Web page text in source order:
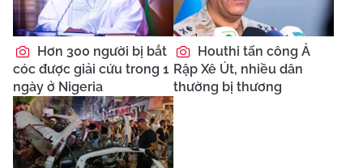
Hơn 300 người bị bắt
cóc được giải cứu trong 1
ngày ở Nigeria
Houthi tấn công Ả
Rập Xê Út, nhiều dân
thường bị thương